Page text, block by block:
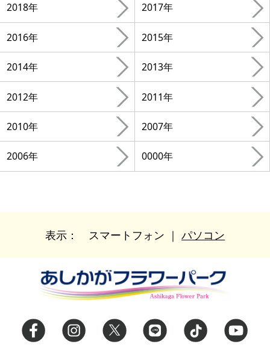
2018年 2017年
2016年 2015年
2014年 2013年
2012年 2011年
2010年 2007年
2006年 0000年
表示： スマートフォン ｜ パソコン